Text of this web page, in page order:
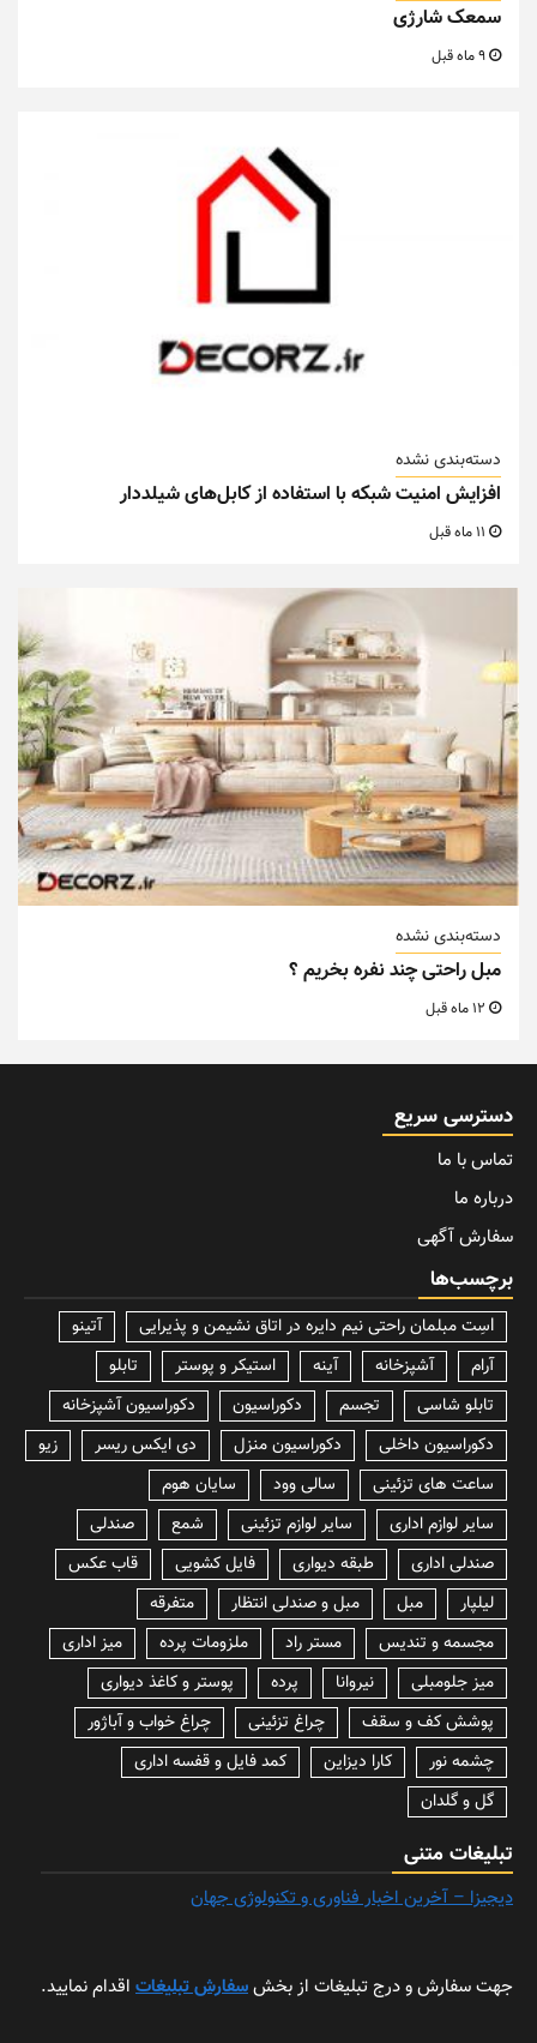
سمعک شارژی
دسته‌بندی نشده
افزایش امنیت شبکه با استفاده از کابل‌های شیلددار
دسته‌بندی نشده
مبل راحتی چند نفره بخریم ؟
دسترسی سریع
تماس با ما
درباره ما
سفارش آگهی
برچسب‌ها
lسِت مبلمان راحتی نیم دایره در اتاق نشیمن و پذیرایی
آتینو
آرام
آشپزخانه آینه استیکر و پوستر
تابلو
تابلو شاسی
تجسم دکوراسیون
دکوراسیون آشپزخانه
دکوراسیون داخلی
دکوراسیون منزل دی ایکس ریسر
زیو
ساعت های تزئینی
سالی وود
سایان هوم
سایر لوازم اداری
سایر لوازم تزئینی شمع
صندلی
صندلی اداری
طبقه دیواری فایل کشویی
قاب عکس
لیلپار
مبل مبل و صندلی انتظار
متفرقه
مجسمه و تندیس
مستر راد ملزومات پرده
میز اداری
میز جلومبلی
نیروانا پرده
پوستر و کاغذ دیواری
پوشش کف و سقف
چراغ تزئینی
چراغ خواب و آباژور
چشمه نور
کارا دیزاین
کمد فایل و قفسه اداری
گل و گلدان
تبلیغات متنی
دیجیزا – آخرین اخبار فناوری و تکنولوژی جهان
جهت سفارش و درج تبلیغات از بخشسفارش تبلیغات اقدام نمایید.